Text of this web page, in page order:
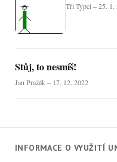
Tři Týpci – 25. 1.
Stůj, to nesmíš!
Jan Pražák – 17. 12. 2022
INFORMACE O VYUŽITÍ